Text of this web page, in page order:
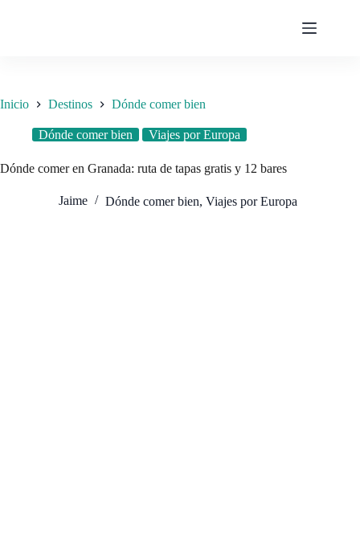
Inicio Destinos Dónde comer bien
Dónde comer bien Viajes por Europa
Dónde comer en Granada: ruta de tapas gratis y 12 bares
Jaime Dónde comer bien, Viajes por Europa